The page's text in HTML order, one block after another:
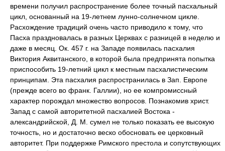
времени получил распространение более точный пасхальный
цикл, основанный на 19-летнем лунно-солнечном цикле.
Расхождение традиций очень часто приводило к тому, что
Пасха праздновалась в разных Церквах с разницей в неделю и
даже в месяц. Ок. 457 г. на Западе появилась пасхалия
Виктория Аквитанского, в которой была предпринята попытка
приспособить 19-летний цикл к местным пасхалистическим
принципам. Эта пасхалия распространилась в Зап. Европе
(прежде всего во франк. Галлии), но ее компромиссный
характер порождал множество вопросов. Познакомив христ.
Запад с самой авторитетной пасхалией Востока -
александрийской, Д. М. сумел не только показать ее высокую
точность, но и достаточно веско обосновать ее церковный
авторитет. При поддержке Римского престола и сопутствующих